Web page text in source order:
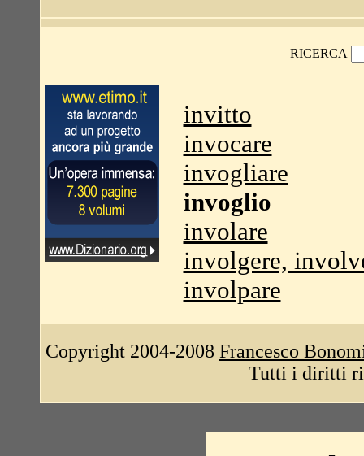
RICERCA
invitto
invocare
invogliare
invoglio
involare
involgere,
involpare
Copyright 2004-2008 Francesco
Tutti i diritti